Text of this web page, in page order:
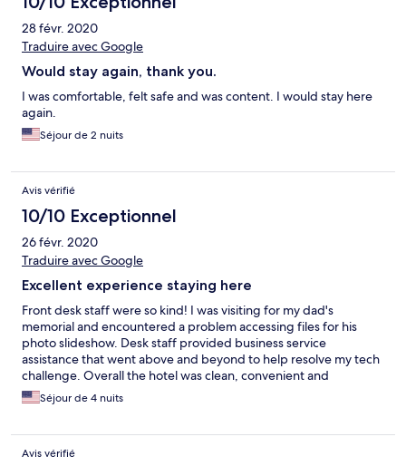
28 févr. 2020
Traduire avec Google
Would stay again, thank you.
I was comfortable, felt safe and was content. I would stay here
again.
Séjour de 2 nuits
Avis vérifié
10/10 Exceptionnel
26 févr. 2020
Traduire avec Google
Excellent experience staying here
Front desk staff were so kind! I was visiting for my dad's
memorial and encountered a problem accessing files for his
photo slideshow. Desk staff provided business service
assistance that went above and beyond to help resolve my tech
challenge. Overall the hotel was clean, convenient and
comfortable. Breakfast was good. Will definitely return in the
future!
Séjour de 4 nuits
Avis vérifié